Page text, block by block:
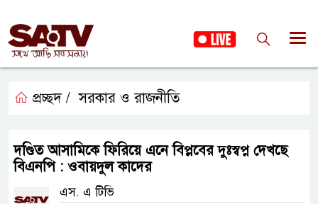
প্রচ্ছদ / সরকার ও রাজনীতি
দণ্ডিত আসামিকে ফিরিয়ে এনে বিপ্লবের দুঃস্বপ্ন দেখছে
বিএনপি : ওবায়দুল কাদের
এস. এ টিভি